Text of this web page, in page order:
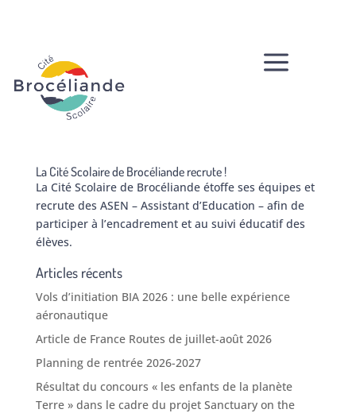
a
La Cité Scolaire de Brocéliande recrute !
La Cité Scolaire de Brocéliande étoffe ses équipes et
recrute des ASEN – Assistant d’Education – afin de
participer à l’encadrement et au suivi éducatif des
élèves.
Articles récents
Vols d’initiation BIA 2026 : une belle expérience
aéronautique
Article de France Routes de juillet-août 2026
Planning de rentrée 2026-2027
Résultat du concours « les enfants de la planète
Terre » dans le cadre du projet Sanctuary on the